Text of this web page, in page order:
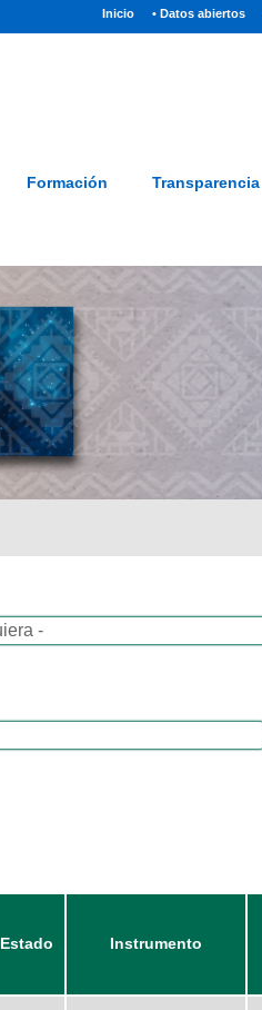
Inicio(current)
• Datos abiertos
PQRSD Preguntas frecuentes
Formación Transparencia
Estado Instrumento